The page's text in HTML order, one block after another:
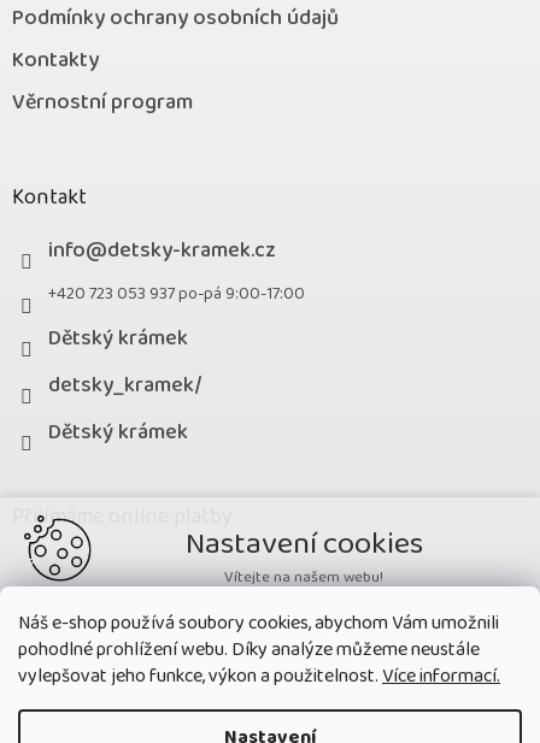
Náš e-shop používá soubory cookies, abychom Vám umožnili
pohodlné prohlížení webu. Díky analýze můžeme neustále
vylepšovat jeho funkce, výkon a použitelnost.Více informací.
Podmínky ochrany osobních údajů
Kontakty
Věrnostní program
Kontakt
info@detsky-kramek.cz
+420 723 053 937 po-pá 9:00-17:00
Dětský krámek
detsky_kramek/
Dětský krámek
Přijímáme online platby
Nastavení cookies
Vítejte na našem webu!
Potřebujeme nastavit cookies a související technologie, aby
zobrazovaný obsah odpovídal vašim potřebám a vy na webu nalezli
přesně to, co potřebujete. Soubory cookies používané na našem webu
nikdy neslouží ke zjišťování totožnosti uživatelů stránek.
Přijmout všechny cookies